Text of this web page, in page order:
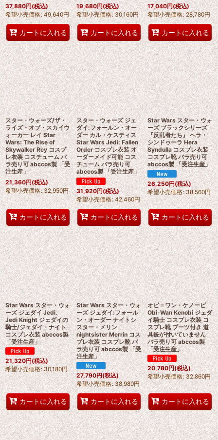
37,880円(税込)
希望小売価格: 49,640円
カートに入れる
19,680円(税込)
希望小売価格: 30,160円
カートに入れる
17,040円(税込)
希望小売価格: 28,780円
カートに入れる
スター・ウォーズ/ザ・
ライズ・オブ・スカイウ
ォーカー レイ Star
Wars: The Rise of
Skywalker Rey コスプ
レ衣装 コスチューム バ
ラ売り可 abccos製 「受
注生産」
21,360円(税込)
希望小売価格: 32,950円
カートに入れる
スター・ウォーズ ジェ
ダイ:フォールン・オー
ダー カル・ケスティス
Star Wars Jedi: Fallen
Order コスプレ衣装 オ
ーダーメイド可能 コス
チューム バラ売り可
abccos製 「受注生産」
31,920円(税込)
希望小売価格: 42,460円
カートに入れる
Star Wars スター・ウォ
ーズ ブラックシリーズ
『反乱者たち』 ヘラ・
シンドゥーラ Hera
Syndulla コスプレ衣装
コスプレ靴 バラ売り可
abccos製 「受注生産」
26,250円(税込)
希望小売価格: 38,560円
カートに入れる
Star Wars スター・ウォ
ーズ ジェダイ Jedi、
Jedi Knight ジェダイの
騎士/ジェダイ・ナイト
コスプレ衣装 abccos製
「受注生産」
21,320円(税込)
希望小売価格: 30,180円
カートに入れる
Star Wars スター・ウォ
ーズ ジェダイ:フォール
ン・オーダー ナイトシ
スター・メリン
nightsister Merrin コス
プレ衣装 コスプレ靴 バ
ラ売り可 abccos製 「受
注生産」
27,790円(税込)
希望小売価格: 38,980円
カートに入れる
オビ＝ワン・ケノービ
Obi-Wan Kenobi ジェダ
イ騎士 コスプレ衣装 コ
スプレ靴 ブーツ付き 道
具銃が付いていません
バラ売り可 abccos製
「受注生産」
20,780円(税込)
希望小売価格: 32,860円
カートに入れる